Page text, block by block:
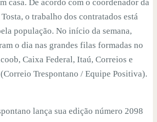
casa. De acordo com o coordenador da
o trabalho dos contratados está
população. No início da semana,
o dia nas grandes filas formadas no
Caixa Federal, Itaú, Correios e
Trespontano / Equipe Positiva).
lança sua edição número 2098